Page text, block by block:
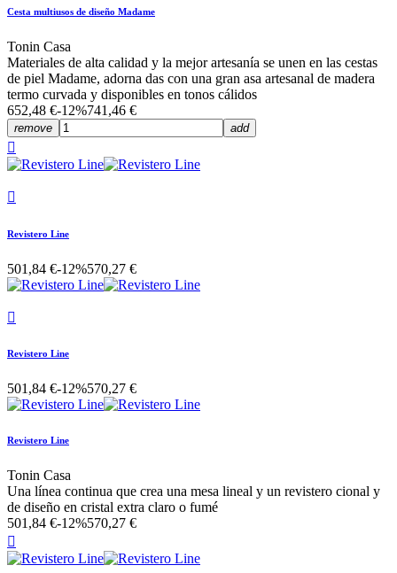
Cesta multiusos de diseño Madame
Tonin Casa
Materiales de alta calidad y la mejor artesanía se unen en las cestas
de piel Madame, adorna das con una gran asa artesanal de madera
termo curvada y disponibles en tonos cálidos
652,48 €-12%741,46 €
remove add


Revistero Line
501,84 €-12%570,27 €

Revistero Line
501,84 €-12%570,27 €
Revistero Line
Tonin Casa
Una línea continua que crea una mesa lineal y un revistero cional y
de diseño en cristal extra claro o fumé
501,84 €-12%570,27 €
